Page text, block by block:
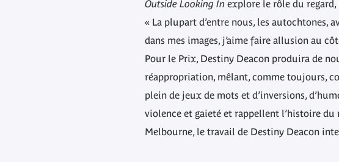
Outside Looking In explore le rôle du
« La plupart d’entre nous, les autochtones,
dans mes images, j’aime faire allusion au
Pour le Prix, Destiny Deacon produira de
réappropriation, mêlant, comme toujours,
plein de jeux de mots et d’inversions,
violence et gaieté et rappellent l’histoire du
Melbourne, le travail de Destiny Deacon